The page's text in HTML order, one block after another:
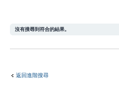
沒有搜尋到符合的結果。
返回進階搜尋